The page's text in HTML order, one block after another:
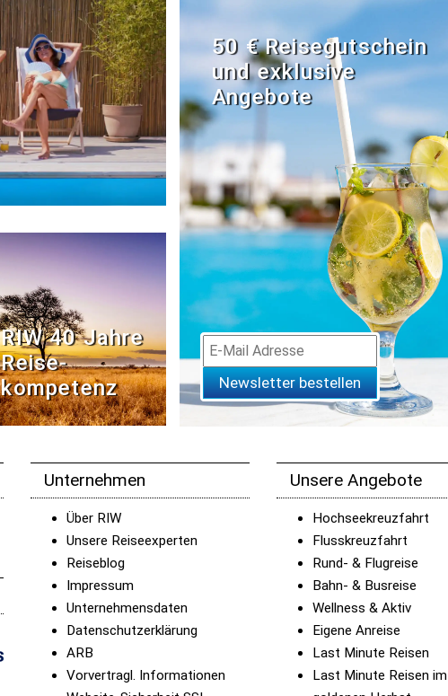
RIW 40 Jahre
Reise­
kompetenz
50 € Reisegutschein
und exklusive
Angebote
Newsletter bestellen
Unternehmen
Über RIW
Unsere Reiseexperten
Reiseblog
Impressum
Unternehmensdaten
Datenschutzerklärung
ARB
Vorvertragl. Informationen
Unsere Angebote
Hochseekreuzfahrt
Flusskreuzfahrt
Rund- & Flugreise
Bahn- & Busreise
Wellness & Aktiv
Eigene Anreise
Last Minute Reisen
Last Minute Reisen im